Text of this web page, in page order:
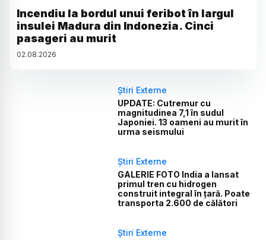
Incendiu la bordul unui feribot în largul
insulei Madura din Indonezia. Cinci
pasageri au murit
02.08.2026
Știri Externe
UPDATE: Cutremur cu
magnitudinea 7,1 în sudul
Japoniei. 13 oameni au murit în
urma seismului
Știri Externe
GALERIE FOTO India a lansat
primul tren cu hidrogen
construit integral în țară. Poate
transporta 2.600 de călători
Știri Externe